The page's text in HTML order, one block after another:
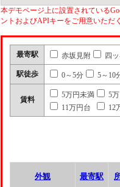
本デモページ上に設置されている
ントおよびAPIキーをご用意いただ
最寄駅 赤坂見附 四
駅徒歩 0～5分 5～10
賃料
5万円未満
5
11万円台
12
外観 最寄駅